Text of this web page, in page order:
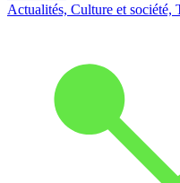
Actualités, Culture et société,